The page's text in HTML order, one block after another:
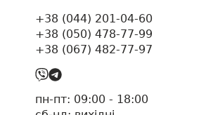
+38 (044) 201-04-60
+38 (050) 478-77-99
+38 (067) 482-77-97
пн-пт: 09:00 - 18:00